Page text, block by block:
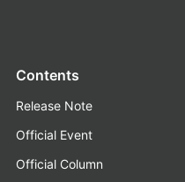
Contents
Release Note
Official Event
Official Column